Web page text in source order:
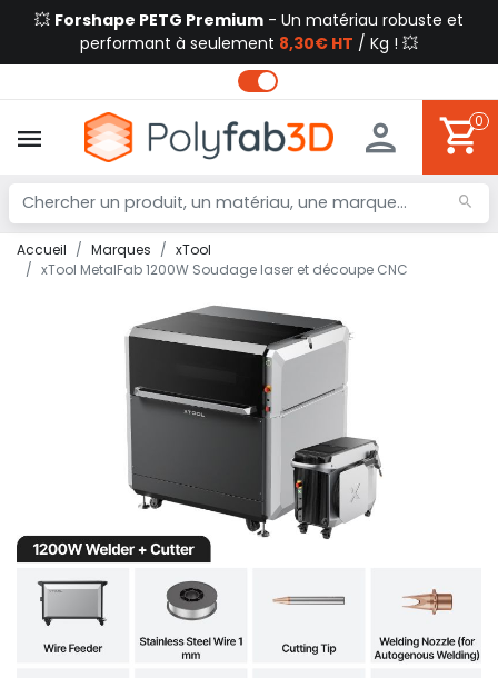
💥 Forshape PETG Premium - Un matériau robuste et
performant à seulement 8,30€ HT / Kg ! 💥
0
Accueil Marques
xTool
xTool MetalFab 1200W Soudage laser et découpe CNC